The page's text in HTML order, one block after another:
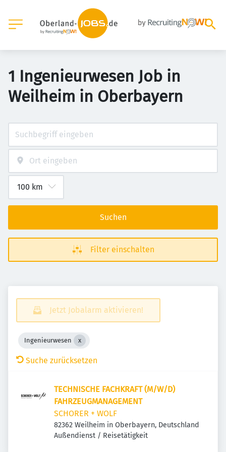
1 Ingenieurwesen Job in
Weilheim in Oberbayern
Suchen
Filter einschalten
Jetzt Jobalarm aktivieren!
Ingenieurwesen
Suche zurücksetzen
TECHNISCHE FACHKRAFT (M/W/D)
FAHRZEUGMANAGEMENT
SCHORER + WOLF
82362 Weilheim in Oberbayern, Deutschland
Außendienst / Reisetätigkeit